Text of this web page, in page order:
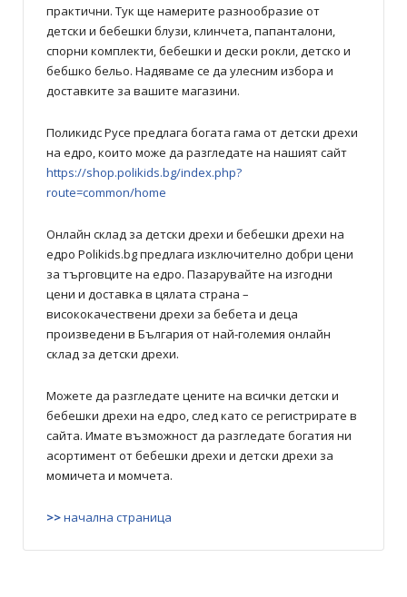
практични. Тук ще намерите разнообразие от
детски и бебешки блузи, клинчета, папанталони,
спорни комплекти, бебешки и дески рокли, детско и
бебшко бельо. Надяваме се да улесним избора и
доставките за вашите магазини.
Поликидс Русе предлага богата гама от детски дрехи
на едро, които може да разгледате на нашият сайт
https://shop.polikids.bg/index.php?
route=common/home
Онлайн склад за детски дрехи и бебешки дрехи на
едро Polikids.bg предлага изключително добри цени
за търговците на едро. Пазарувайте на изгодни
цени и доставка в цялата страна –
висококачествени дрехи за бебета и деца
произведени в България от най-големия онлайн
склад за детски дрехи.
Можете да разгледате цените на всички детски и
бебешки дрехи на едро, след като се регистрирате в
сайта. Имате възможност да разгледате богатия ни
асортимент от бебешки дрехи и детски дрехи за
момичета и момчета.
>>начална страница